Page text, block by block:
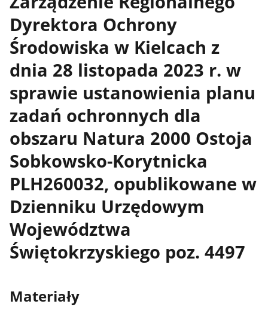
Dyrektora Ochrony
Środowiska w Kielcach z
dnia 28 listopada 2023 r. w
sprawie ustanowienia planu
zadań ochronnych dla
obszaru Natura 2000 Ostoja
Sobkowsko-Korytnicka
PLH260032, opublikowane w
Dzienniku Urzędowym
Województwa
Świętokrzyskiego poz. 4497
Materiały